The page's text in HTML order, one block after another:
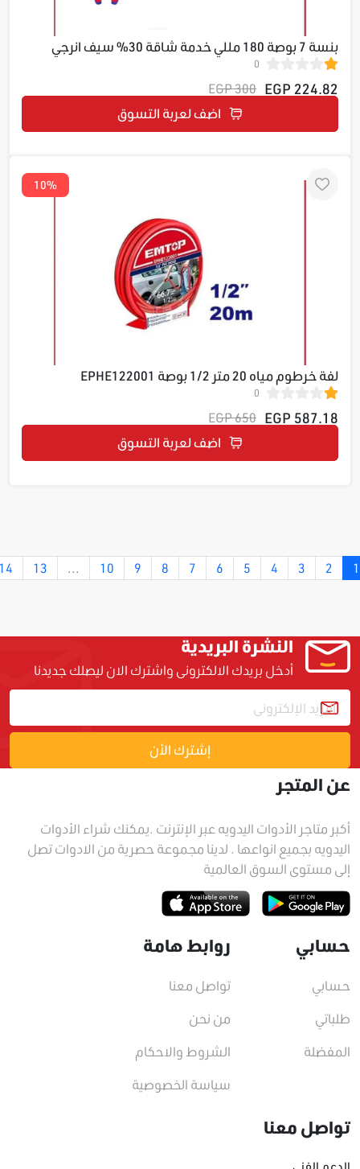
بنسة 7 بوصة 180 مللي خدمة شاقة 30% سيف انرجي
EPLRC0721
0
224.82 EGP
300 EGP
اضف لعربة التسوق
10%
لفة خرطوم مياه 20 متر 1/2 بوصة EPHE122001
0
587.18 EGP
650 EGP
اضف لعربة التسوق
1
2
3
4
5
6
7
8
9
10
...
13
النشرة البريدية
أدخل بريدك الالكترونى واشترك الان ليصلك جديدنا
إشترك الأن
عن المتجر
أكبر متاجر الأدوات اليدويه عبر الإنترنت .يمكنك شراء الأدوات
اليدويه بجميع انواعها . لدينا مجموعة حصرية من الادوات تصل
إلى مستوى السوق العالمية
حسابي
حسابي
طلباتي
المفضلة
روابط هامة
تواصل معنا
من نحن
الشروط والاحكام
سياسة الخصوصية
تواصل معنا